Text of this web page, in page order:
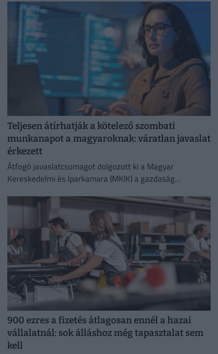
Teljesen átírhatják a kötelező szombati
munkanapot a magyaroknak: váratlan javaslat
érkezett
Átfogó javaslatcsomagot dolgozott ki a Magyar
Kereskedelmi és Iparkamara (MKIK) a gazdaság
kezelése érdekében.
900 ezres a fizetés átlagosan ennél a hazai
vállalatnál: sok álláshoz még tapasztalat sem
kell